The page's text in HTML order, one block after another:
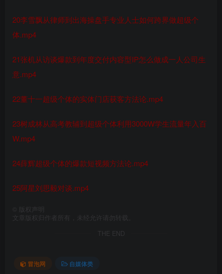
20李雪飘从律师到出海操盘手专业人士如何跨界做超级个
体.mp4
21张机从访谈爆款到年度交付内容型IP怎么做成一人公司生
意.mp4
22董十一超级个体的实体门店获客方法论.mp4
23树成林从高考教辅到超级个体利用3000W学生流量年入百
W.mp4
24薛辉超级个体的爆款短视频方法论.mp4
25阿星刘思毅对谈.mp4
版权声明
文章版权归作者所有，未经允许请勿转载。
THE END
冒泡网 自媒体类